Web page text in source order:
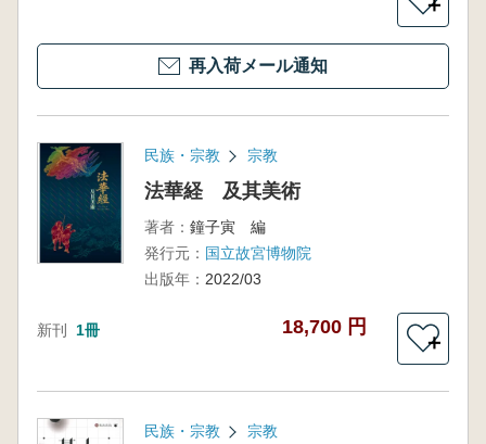
再入荷メール通知
民族・宗教 宗教
法華経 及其美術
著者： 鐘子寅 編
発行元： 国立故宮博物院
出版年： 2022/03
新刊 1冊 18,700 円
＋
民族・宗教 宗教